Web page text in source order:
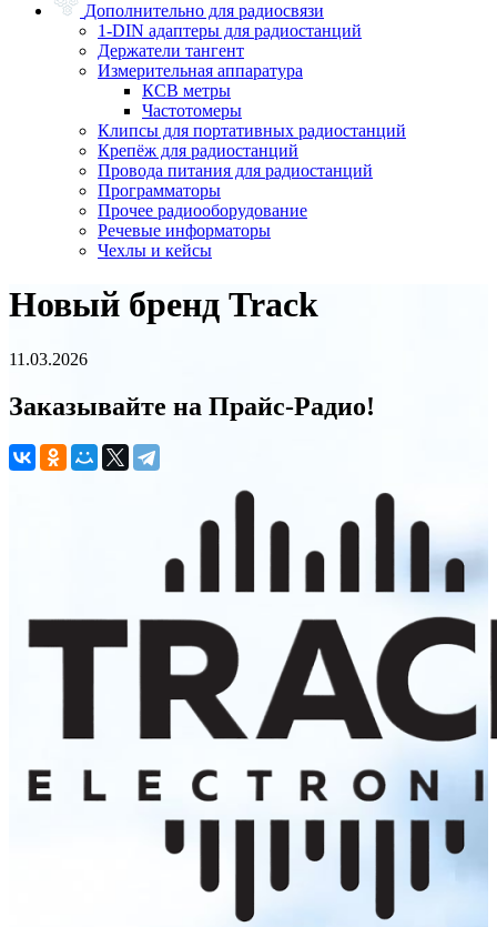
Дополнительно для радиосвязи
1-DIN адаптеры для радиостанций
Держатели тангент
Измерительная аппаратура
КСВ метры
Частотомеры
Клипсы для портативных радиостанций
Крепёж для радиостанций
Провода питания для радиостанций
Программаторы
Прочее радиооборудование
Речевые информаторы
Чехлы и кейсы
Новый бренд Track
11.03.2026
Заказывайте на Прайс-Радио!